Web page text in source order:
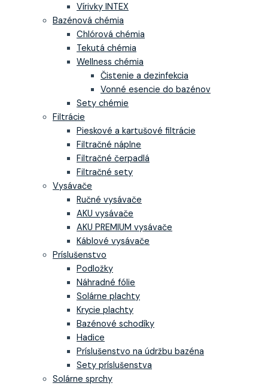
Vírivky INTEX
Bazénová chémia
Chlórová chémia
Tekutá chémia
Wellness chémia
Čistenie a dezinfekcia
Vonné esencie do bazénov
Sety chémie
Filtrácie
Pieskové a kartušové filtrácie
Filtračné náplne
Filtračné čerpadlá
Filtračné sety
Vysávače
Ručné vysávače
AKU vysávače
AKU PREMIUM vysávače
Káblové vysávače
Príslušenstvo
Podložky
Náhradné fólie
Solárne plachty
Krycie plachty
Bazénové schodíky
Hadice
Príslušenstvo na údržbu bazéna
Sety príslušenstva
Solárne sprchy